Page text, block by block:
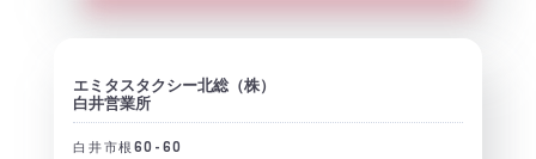
エミタスタクシー北総（株）
白井営業所
白井市根60-60